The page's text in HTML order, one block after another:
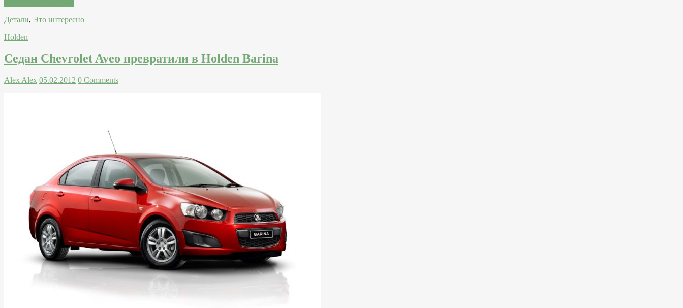
Детали, Это интересно
Holden
Седан Chevrolet Aveo превратили в Holden Barina
Alex Alex 05.02.2012 0 Comments